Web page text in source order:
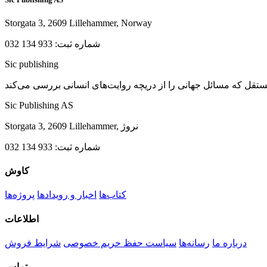
Storgata 3, 2609 Lillehammer, Norway
شماره ثبت: 933 134 032
Sic publishing
Sic Publishing AS
Storgata 3, 2609 Lillehammer, نروژ
شماره ثبت: 933 134 032
کاوش
کتاب‌ها اخبار و رویدادها پروژه‌ها
اطلاعات
درباره ما رسانه‌ها سیاست حفظ حریم خصوصی شرایط فروش